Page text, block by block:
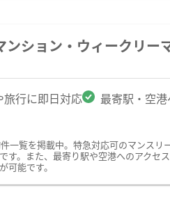
ション・ウィークリー
旅行に即日対応 最寄駅・空
覧を掲載中。特急対応可のマンス
。また、最寄り駅や空港へのアク
能です。